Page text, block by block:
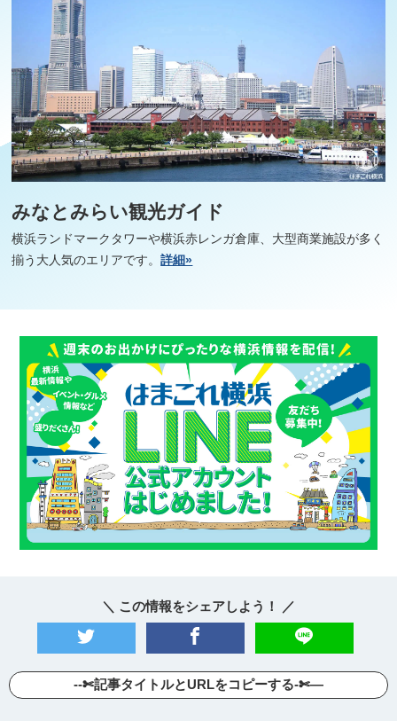
みなとみらい観光ガイド
横浜ランドマークタワーや横浜赤レンガ倉庫、大型商業施設が多く
揃う大人気のエリアです。詳細»
＼ この情報をシェアしよう！ ／
--✄記事タイトルとURLをコピーする-✄—